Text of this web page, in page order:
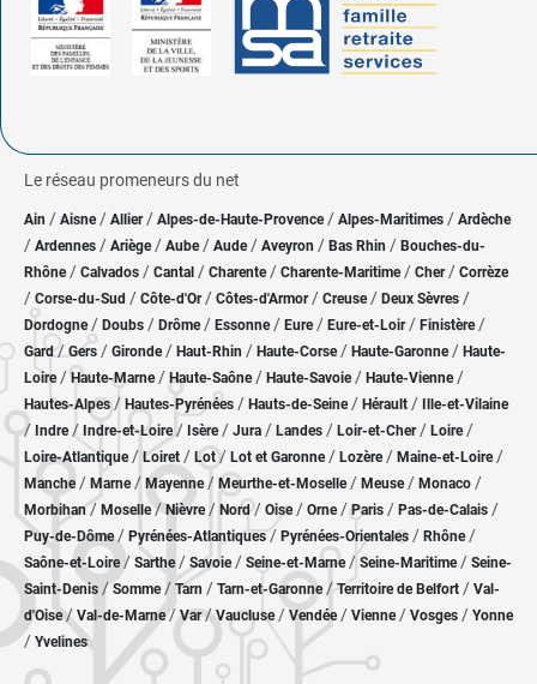
Le réseau promeneurs du net
Ain / Aisne/ Allier/ Alpes-de-Haute-Provence / Alpes-Maritimes / Ardèche
/ Ardennes / Ariège/ Aube/ Aude / Aveyron / Bas Rhin / Bouches-du-
Rhône/ Calvados / Cantal / Charente / Charente-Maritime/ Cher / Corrèze
/ Corse-du-Sud / Côte-d'Or / Côtes-d'Armor/ Creuse/ Deux Sèvres /
Dordogne/ Doubs / Drôme/ Essonne / Eure/ Eure-et-Loir / Finistère/
Gard/Gers / Gironde/ Haut-Rhin / Haute-Corse/ Haute-Garonne/ Haute-
Loire/Haute-Marne/ Haute-Saône/ Haute-Savoie/ Haute-Vienne/
Hautes-Alpes/ Hautes-Pyrénées / Hauts-de-Seine/ Hérault / Ille-et-Vilaine
/ Indre/ Indre-et-Loire/ Isère/ Jura / Landes / Loir-et-Cher/ Loire/
Loire-Atlantique/ Loiret / Lot/ Lot et Garonne/ Lozère / Maine-et-Loire/
Manche/ Marne/ Mayenne/ Meurthe-et-Moselle/ Meuse/ Monaco /
Morbihan/ Moselle/ Nièvre / Nord/ Oise / Orne/Paris / Pas-de-Calais /
Puy-de-Dôme/ Pyrénées-Atlantiques / Pyrénées-Orientales / Rhône/
Saône-et-Loire/ Sarthe/ Savoie/ Seine-et-Marne/ Seine-Maritime/ Seine-
Saint-Denis /Somme/ Tarn / Tarn-et-Garonne/Territoire de Belfort / Val-
d'Oise/ Val-de-Marne/Var/Vaucluse/ Vendée/ Vienne/ Vosges / Yonne
/ Yvelines